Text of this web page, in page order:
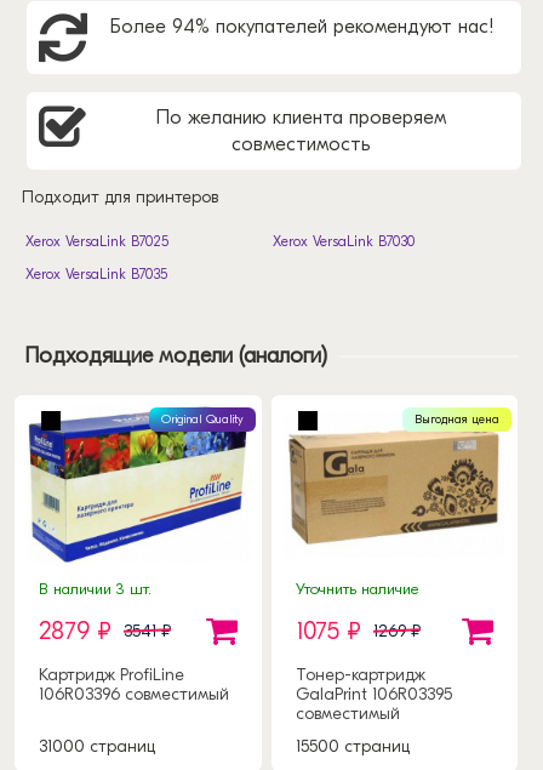
Более 94% покупателей рекомендуют нас!
По желанию клиента проверяем
совместимость
Подходит для принтеров
Xerox VersaLink B7025
Xerox VersaLink B7030
Xerox VersaLink B7035
Подходящие модели (аналоги)
Original Quality
В наличии 3 шт.
2879 ₽ 3541 ₽
Картридж ProfiLine
106R03396 совместимый
31000 страниц
Выгодная цена
Уточнить наличие
1075 ₽ 1269 ₽
Тонер-картридж
GalaPrint 106R03395
совместимый
15500 страниц